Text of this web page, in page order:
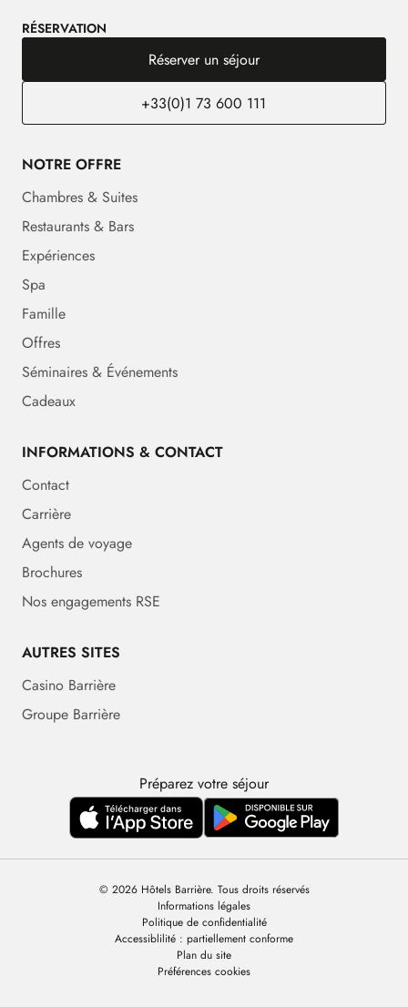
RÉSERVATION
Réserver un séjour
+33(0)1 73 600 111
NOTRE OFFRE
Chambres & Suites
Restaurants & Bars
Expériences
Spa
Famille
Offres
Séminaires & Événements
Cadeaux
INFORMATIONS & CONTACT
Contact
Carrière
Agents de voyage
Brochures
Nos engagements RSE
AUTRES SITES
Casino Barrière
Groupe Barrière
Préparez votre séjour
© 2026 Hôtels Barrière. Tous droits réservés
Informations légales
Politique de confidentialité
Accessiblilité : partiellement conforme
Plan du site
Préférences cookies